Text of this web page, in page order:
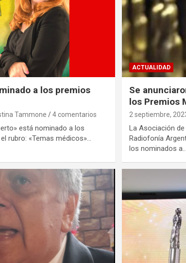
a los premios
Tammone 4 comentarios
está nominado a los
rubro: «Temas médicos»…
ACTUALIDAD
Se
los Premios
2 septiembre,
La Asociación
Radiofonía
los nominados a…